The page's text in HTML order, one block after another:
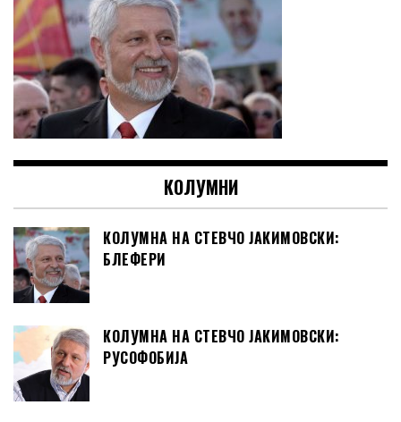
КОЛУМНИ
КОЛУМНА НА СТЕВЧО ЈАКИМОВСКИ:
БЛЕФЕРИ
КОЛУМНА НА СТЕВЧО ЈАКИМОВСКИ:
РУСОФОБИЈА